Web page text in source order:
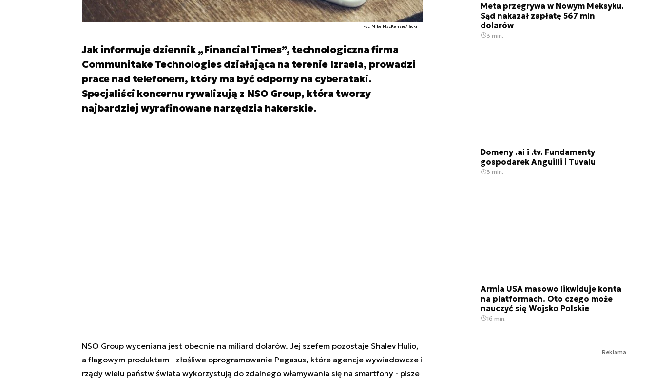
Fot. Mike MacKenzie/flickr
Jak informuje dziennik „Financial Times”, technologiczna firma
Communitake Technologies działająca na terenie Izraela, prowadzi
prace nad telefonem, który ma być odporny na cyberataki.
Specjaliści koncernu rywalizują z NSO Group, która tworzy
najbardziej wyrafinowane narzędzia hakerskie.
NSO Group wyceniana jest obecnie na miliard dolarów. Jej szefem pozostaje Shalev Hulio,
a flagowym produktem - złośliwe oprogramowanie Pegasus, które agencje wywiadowcze i
rządy wielu państw świata wykorzystują do zdalnego włamywania się na smartfony - pisze
Meta przegrywa w Nowym Meksyku.
Sąd nakazał zapłatę 567 mln
dolarów
3 min.
Domeny .ai i .tv. Fundamenty
gospodarek Anguilli i Tuvalu
3 min.
Armia USA masowo likwiduje konta
na platformach. Oto czego może
nauczyć się Wojsko Polskie
16 min.
Reklama